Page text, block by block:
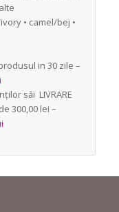
• camel/bej •
in 30 zile –
săi LIVRARE
300,00 lei –